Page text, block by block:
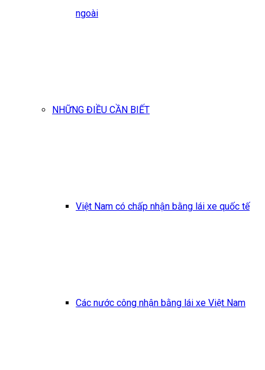
ngoài
NHỮNG ĐIỀU CẦN BIẾT
Việt Nam có chấp nhận bằng lái xe quốc tế
Các nước công nhận bằng lái xe Việt Nam